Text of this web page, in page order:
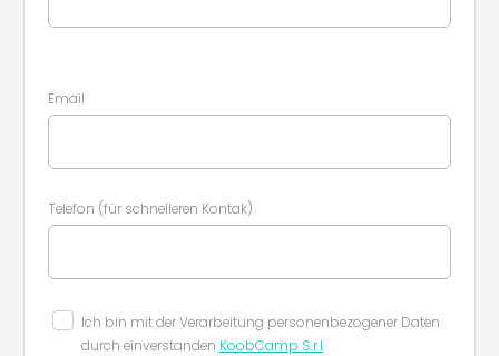
Email
Telefon (für schnelleren Kontak)
Ich bin mit der Verarbeitung personenbezogener Daten
durch einverstanden KoobCamp S.r.l